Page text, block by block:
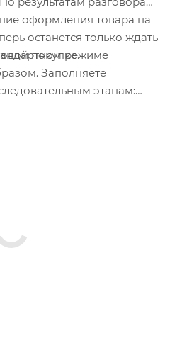
оформления товара на
останется только ждать
покупке.режиме
Заполняете
этапам:
заказ».